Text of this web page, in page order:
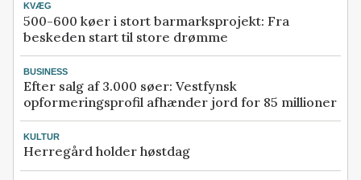
KVÆG
500-600 køer i stort barmarksprojekt: Fra
beskeden start til store drømme
BUSINESS
Efter salg af 3.000 søer: Vestfynsk
opformeringsprofil afhænder jord for 85 millioner
KULTUR
Herregård holder høstdag